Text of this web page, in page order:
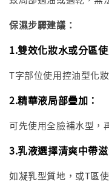
保濕步驟建議：
1.雙效化妝水或分區
T字部位使用控油型化
2.精華液局部疊加 ：
可先使用全臉補水型，
3.乳液選擇清爽中帶
如凝乳型質地，或T區